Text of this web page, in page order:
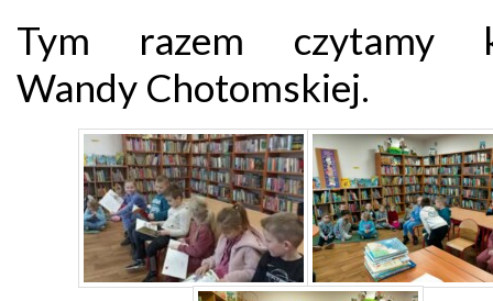
Tym razem czytamy
Wandy Chotomskiej.